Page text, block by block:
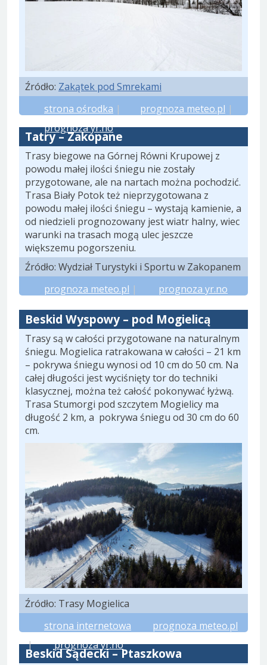
Źródło: Zakątek pod Smrekami
strona ośrodka | prognoza meteo.pl |
prognoza yr.no
Tatry – Zakopane
Trasy biegowe na Górnej Równi Krupowej z
powodu małej ilości śniegu nie zostały
przygotowane, ale na nartach można pochodzić.
Trasa Biały Potok też nieprzygotowana z
powodu małej ilości śniegu – wystają kamienie, a
od niedzieli prognozowany jest wiatr halny, wiec
warunki na trasach mogą ulec jeszcze
większemu pogorszeniu.
Źródło: Wydział Turystyki i Sportu w Zakopanem
prognoza meteo.pl | prognoza yr.no
Beskid Wyspowy – pod Mogielicą
Trasy są w całości przygotowane na naturalnym
śniegu. Mogielica ratrakowana w całości – 21 km
– pokrywa śniegu wynosi od 10 cm do 50 cm. Na
całej długości jest wyciśnięty tor do techniki
klasycznej, można też całość pokonywać łyżwą.
Trasa Stumorgi pod szczytem Mogielicy ma
długość 2 km, a pokrywa śniegu od 30 cm do 60
cm.
Źródło: Trasy Mogielica
strona internetowa
prognoza meteo.pl
|
prognoza yr.no
Beskid Sądecki – Ptaszkowa